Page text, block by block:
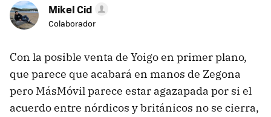
Mikel Cid
Colaborador
Con la posible venta de Yoigo en primer plano,
que parece que acabará en manos de Zegona
pero MásMóvil parece estar agazapada por si el
acuerdo entre nórdicos y británicos no se cierra,